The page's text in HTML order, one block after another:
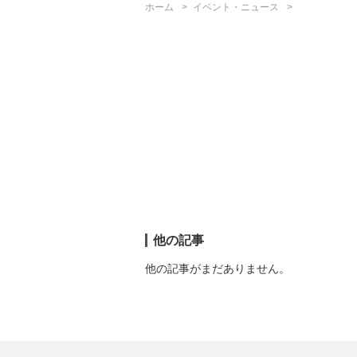
ホーム イベント・ニュース
他の記事
他の記事がまだありません。